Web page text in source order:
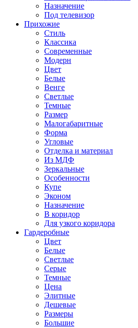
Назначение
Под телевизор
Прихожие
Стиль
Классика
Современные
Модерн
Цвет
Белые
Венге
Светлые
Темные
Размер
Малогабаритные
Форма
Угловые
Отделка и материал
Из МДФ
Зеркальные
Особенности
Купе
Эконом
Назначение
В коридор
Для узкого коридора
Гардеробные
Цвет
Белые
Светлые
Серые
Темные
Цена
Элитные
Дешевые
Размеры
Большие